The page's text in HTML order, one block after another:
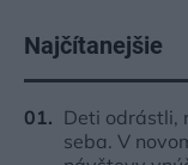
Najčítanejšie
Deti odrástli,
seba. V